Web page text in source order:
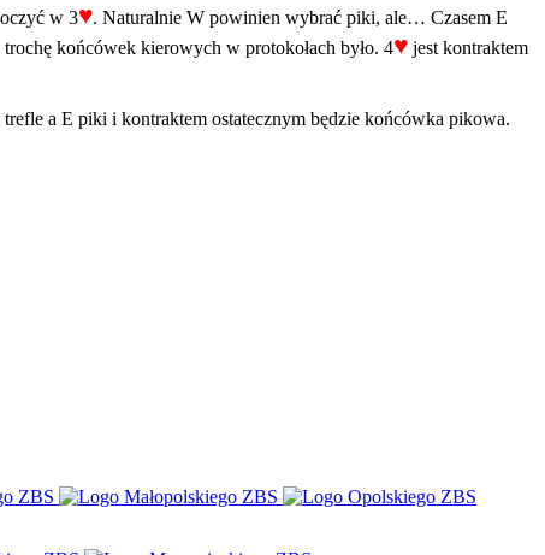
w 3♥. Naturalnie W powinien wybrać piki, ale… Czasem E
końcówek kierowych w protokołach było. 4♥ jest kontraktem
a E piki i kontraktem ostatecznym będzie końcówka pikowa.